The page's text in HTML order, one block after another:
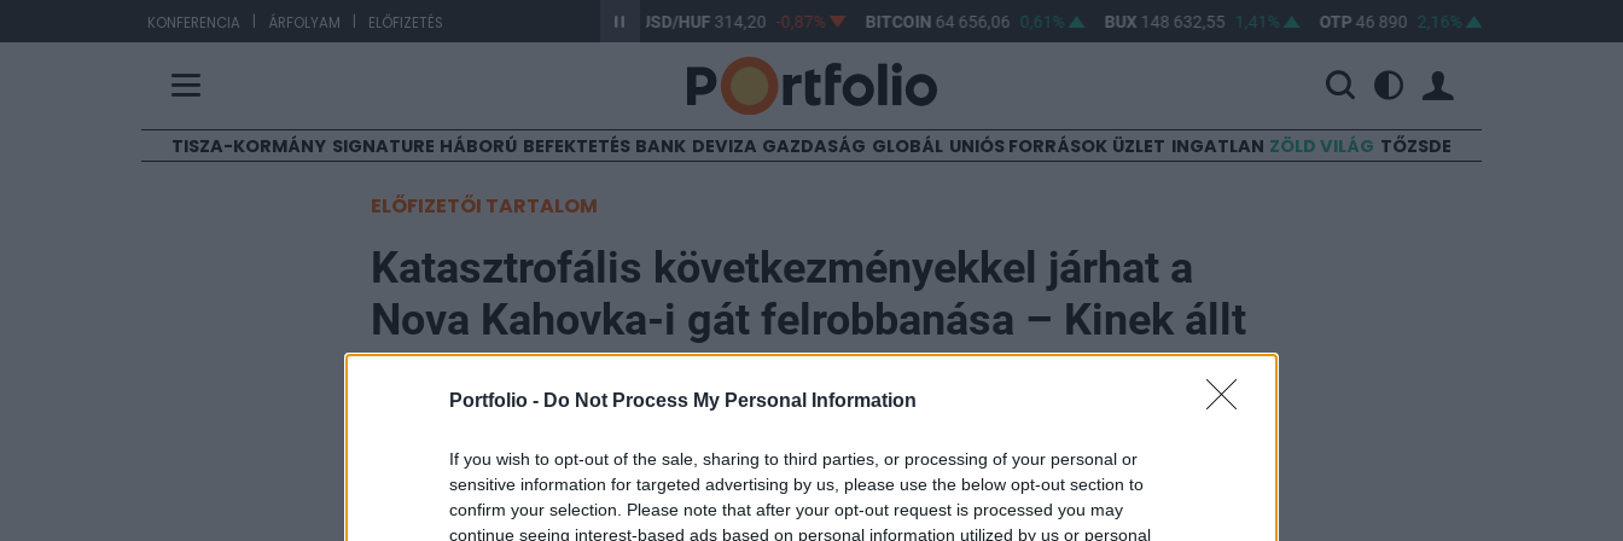
Portfolio - Do Not Process My Personal Information
If you wish to opt-out of the sale, sharing to third parties, or processing of your personal or
sensitive information for targeted advertising by us, please use the below opt-out section to
confirm your selection. Please note that after your opt-out request is processed you may
continue seeing interest-based ads based on personal information utilized by us or personal
KONFERENCIA | ÁRFOLYAM | ELŐFIZETÉS
EUR/HUF USD/HUF314,20 -0,87% BITCOIN64 656,06 0,61% BUX148 632,55 1,41% OTP46 890 2,16%
TISZA-KORMÁNY SIGNATURE HÁBORÚ BEFEKTETÉS BANK DEVIZA GAZDASÁG GLOBÁL UNIÓS FORRÁSOK ÜZLET INGATLAN ZÖLD VILÁG TŐZSDE
ELŐFIZETŐI TARTALOM
Katasztrofális következményekkel járhat a
Nova Kahovka-i gát felrobbanása – Kinek állt
érdekében ez a támadás?
2023. június 06. 09:22
A reggeli órákban érkezett a sokkoló, de a gyakorlatban nem túl meglepő hír, mely